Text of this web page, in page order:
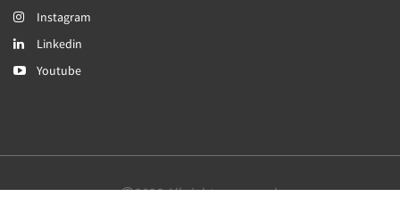
Instagram
Linkedin
Youtube
2026All rights reserved